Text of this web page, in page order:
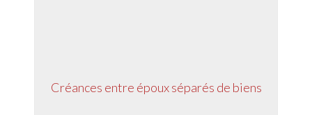
Créances entre époux séparés de biens